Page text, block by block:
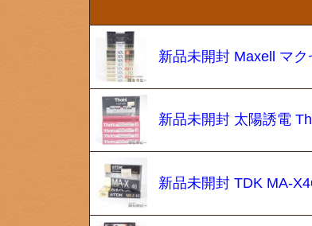
新品未開封 Maxell マ
新品未開封 太陽誘電
新品未開封 TDK MA-